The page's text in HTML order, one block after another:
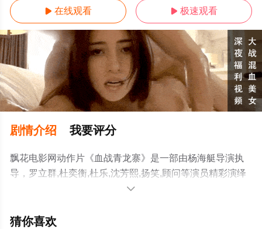
 在线观看  极速观看
剧情介绍 我要评分
飘花电影网动作片《血战青龙寨》是一部由杨海艇导演执
导，罗立群,杜奕衡,杜乐,沈芳熙,扬笑,顾问等演员精彩演绎
的大陆电影，手机免费观看高清未删减完整版电影大全就
剧情网等平台了解。

猜你喜欢